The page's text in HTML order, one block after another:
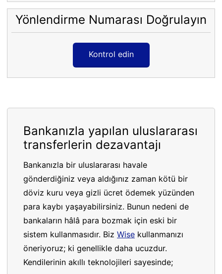
Yönlendirme Numarası Doğrulayın
Kontrol edin
Bankanızla yapılan uluslararası
transferlerin dezavantajı
Bankanızla bir uluslararası havale
gönderdiğiniz veya aldığınız zaman kötü bir
döviz kuru veya gizli ücret ödemek yüzünden
para kaybı yaşayabilirsiniz. Bunun nedeni de
bankaların hâlâ para bozmak için eski bir
sistem kullanmasıdır. Biz Wise kullanmanızı
öneriyoruz; ki genellikle daha ucuzdur.
Kendilerinin akıllı teknolojileri sayesinde;